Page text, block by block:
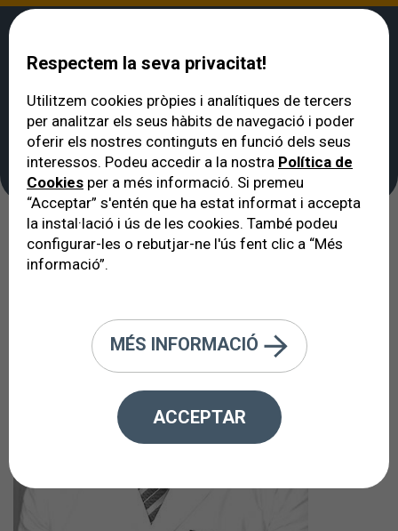
VERTE Dr. Carlos Arciniegas
Dr. Carlos Arciniegas
Respectem la seva privacitat!
Utilitzem cookies pròpies i analítiques de tercers
per analitzar els seus hàbits de navegació i poder
oferir els nostres continguts en funció dels seus
interessos. Podeu accedir a la nostra Política de
Cookies per a més informació. Si premeu
“Acceptar” s'entén que ha estat informat i accepta
la instal·lació i ús de les cookies. També podeu
configurar-les o rebutjar-ne l'ús fent clic a “Més
informació”.
MÉS INFORMACIÓ
ACCEPTAR